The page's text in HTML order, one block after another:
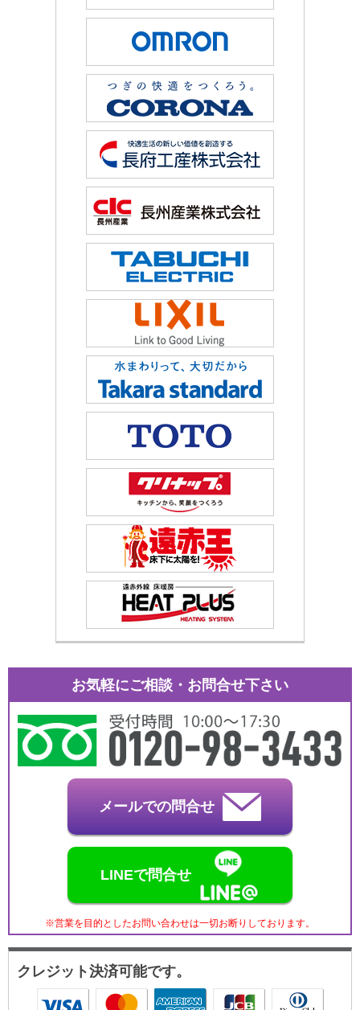
お気軽にご相談・お問合せ下さい
メールでの問合せ
LINEで問合せ
※営業を目的としたお問い合わせは一切お断りしております。
クレジット決済可能です。